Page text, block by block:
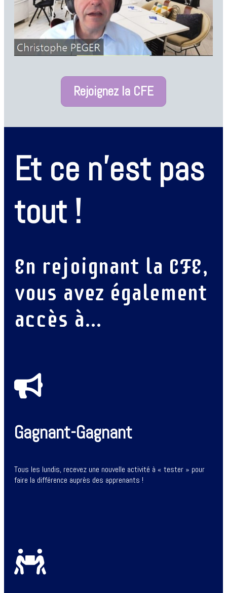
Rejoignez la CFE
Et ce n'est pas
tout !
En rejoignant la CFE,
vous avez également
accès à…
Gagnant-Gagnant
Tous les lundis, recevez une nouvelle activité à « tester » pour
faire la différence auprès des apprenants !